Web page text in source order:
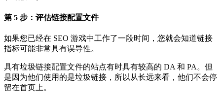
第 5 步：评估链接配置文件
如果您已经在 SEO 游戏中工作了一段时间，您就会知道链接
指标可能非常具有误导性。
具有垃圾链接配置文件的站点有时具有较高的 DA 和 PA。但
是因为他们使用的是垃圾链接，所以从长远来看，他们不会停
留在首页上。